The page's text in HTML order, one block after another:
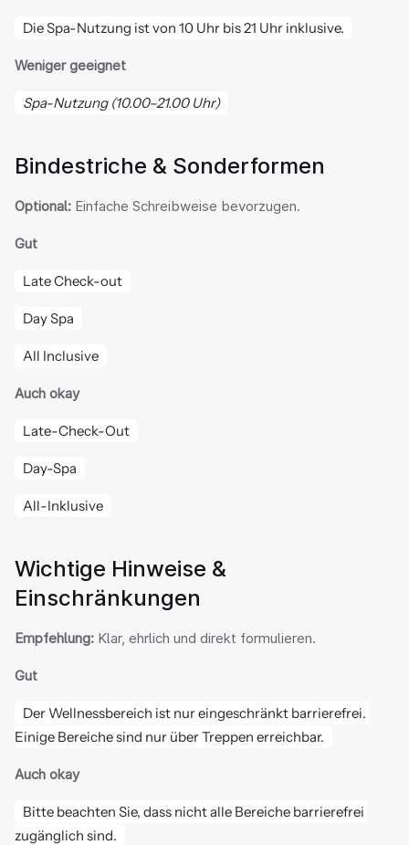
Die Spa-Nutzung ist von 10 Uhr bis 21 Uhr inklusive.
Weniger geeignet
Spa-Nutzung (10.00–21.00 Uhr)
Bindestriche & Sonderformen
Optional: Einfache Schreibweise bevorzugen.
Gut
Late Check-out
Day Spa
All Inclusive
Auch okay
Late-Check-Out
Day-Spa
All-Inklusive
Wichtige Hinweise &
Einschränkungen
Empfehlung: Klar, ehrlich und direkt formulieren.
Gut
Der Wellnessbereich ist nur eingeschränkt barrierefrei.
Einige Bereiche sind nur über Treppen erreichbar.
Auch okay
Bitte beachten Sie, dass nicht alle Bereiche barrierefrei
zugänglich sind.